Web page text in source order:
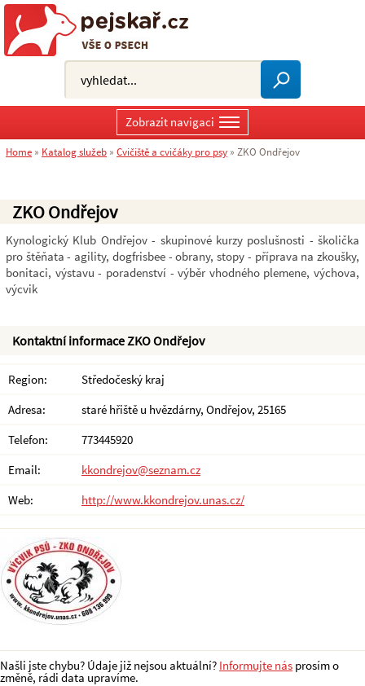
ZKO Ondřejov
Kynologický Klub Ondřejov - skupinové kurzy poslušnosti - školička
pro štěňata - agility, dogfrisbee - obrany, stopy - příprava na zkoušky,
bonitaci, výstavu - poradenství - výběr vhodného plemene, výchova,
výcvik
Kontaktní informace ZKO Ondřejov
Region:
Středočeský kraj
Adresa:
staré hřiště u hvězdárny, Ondřejov, 25165
Telefon:
773445920
Email:
kkondrejov@seznam.cz
Web:
http://www.kkondrejov.unas.cz/
Našli jste chybu? Údaje již nejsou aktuální? Informujte nás prosím o
změně, rádi data upravíme.
Zobrazit navigaci
Home » Katalog služeb » Cvičiště a cvičáky pro psy » ZKO Ondřejov